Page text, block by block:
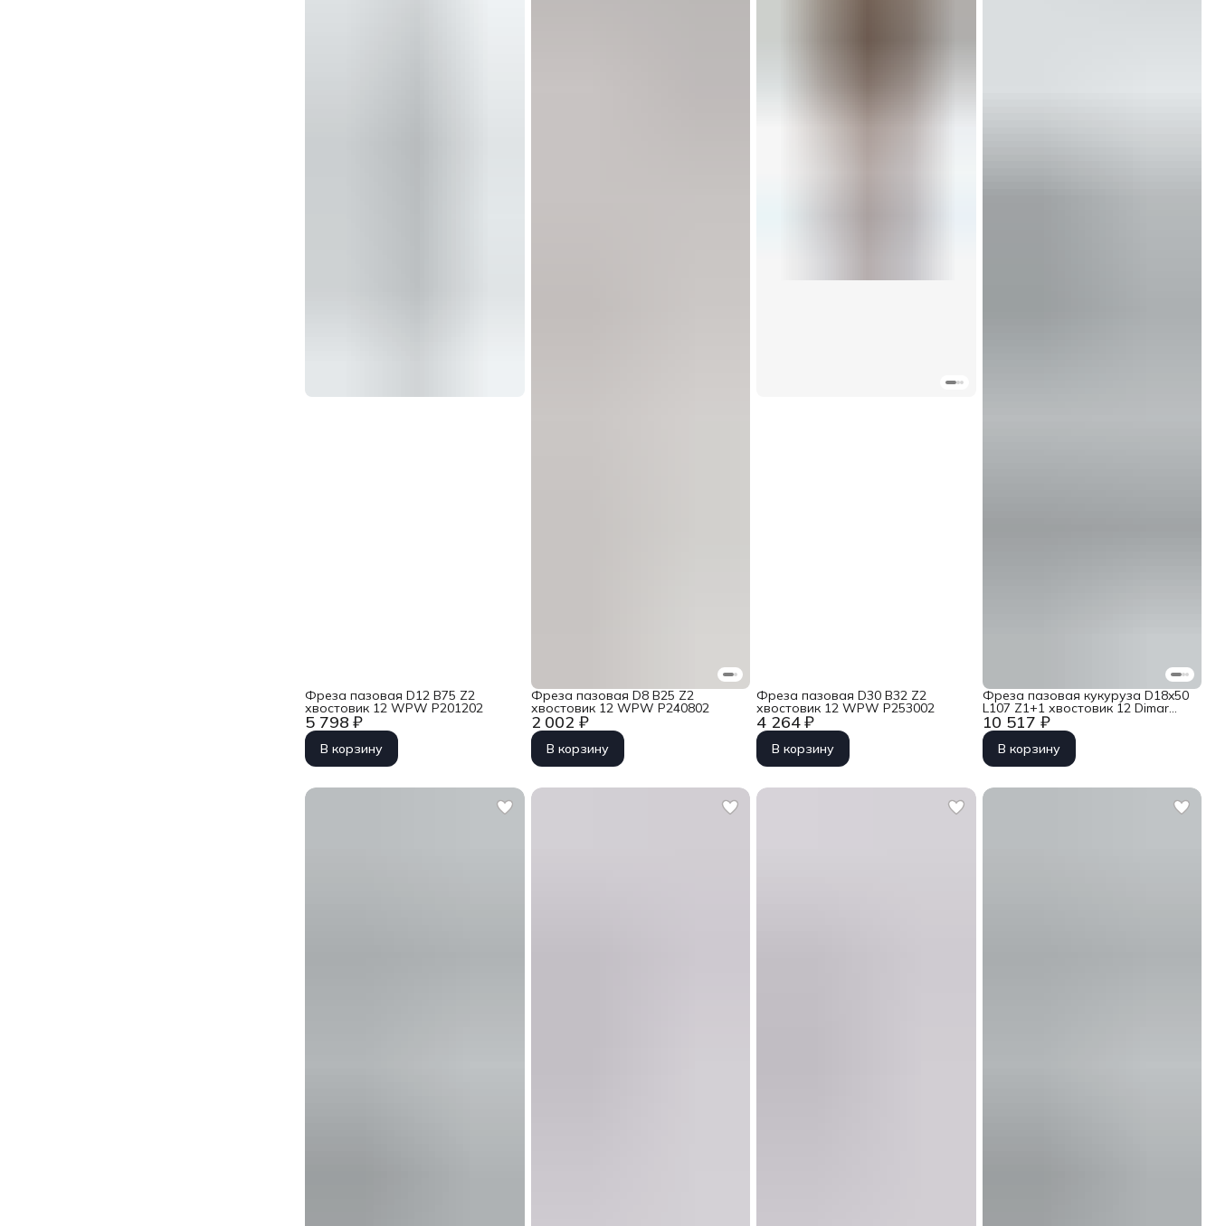
5 798 ₽
Фреза пазовая D12 B75 Z2
хвостовик 12 WPW P201202
В корзину
2 002 ₽
Фреза пазовая D8 B25 Z2
хвостовик 12 WPW P240802
В корзину
4 264 ₽
Фреза пазовая D30 B32 Z2
хвостовик 12 WPW P253002
В корзину
10 517 ₽
Фреза пазовая кукуруза D18x50
L107 Z1+1 хвостовик 12 Dimar
1073189
В корзину